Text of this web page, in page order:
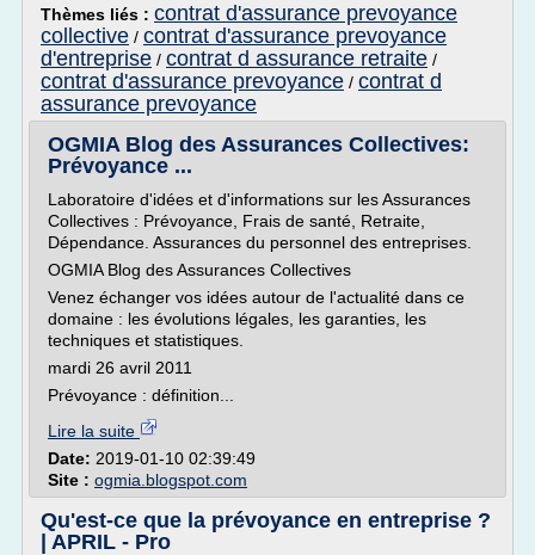
Thèmes liés : contrat d'assurance prevoyance
collective / contrat d'assurance prevoyance
d'entreprise / contrat d assurance retraite /
contrat d'assurance prevoyance / contrat d
assurance prevoyance
OGMIA Blog des Assurances Collectives:
Prévoyance ...
Laboratoire d'idées et d'informations sur les Assurances
Collectives : Prévoyance, Frais de santé, Retraite,
Dépendance. Assurances du personnel des entreprises.
OGMIA Blog des Assurances Collectives
Venez échanger vos idées autour de l'actualité dans ce
domaine : les évolutions légales, les garanties, les
techniques et statistiques.
mardi 26 avril 2011
Prévoyance : définition...
Lire la suite
Date: 2019-01-10 02:39:49
Site : ogmia.blogspot.com
Qu'est-ce que la prévoyance en entreprise ?
| APRIL - Pro